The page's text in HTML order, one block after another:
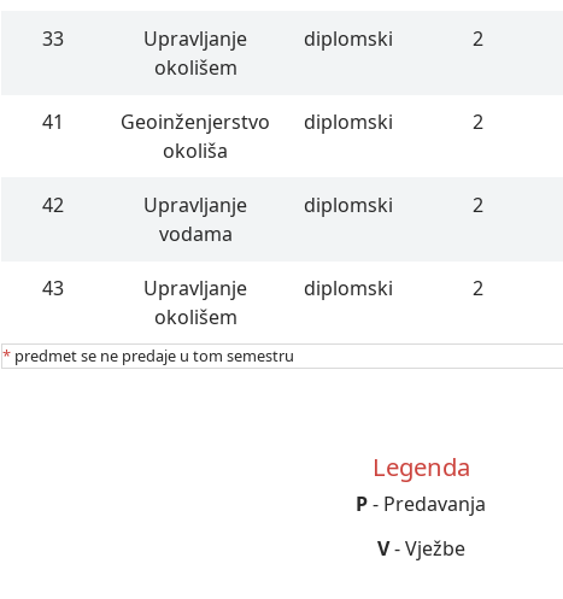
33
Upravljanje
okolišem
diplomski 2
41
Geoinženjerstvo
okoliša
diplomski 2
42
Upravljanje
vodama
diplomski 2
43
Upravljanje
okolišem
diplomski 2
* predmet se ne predaje u tom semestru
Legenda
P- Predavanja
V- Vježbe